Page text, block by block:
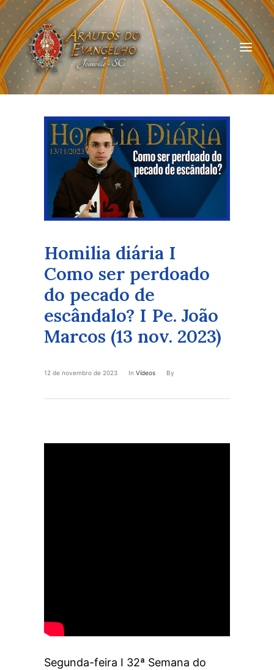
HOME
QUEM SOMOS
ARAUTOS JOINVILLE
CURSOS ON-LINE
Homilia diária I
Como ser perdoado
do pecado de
escândalo? I Pe. João
Marcos (13 nov. 2023)
12 de novembro de 2023 In Vídeos By
Segunda-feira I 32ª Semana do